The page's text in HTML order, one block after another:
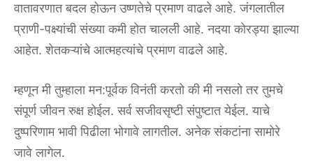
वातावरणात बदल होऊन उष्णतेचे प्रमाण वाढले आहे. जंगलातील
प्राणी-पक्ष्यांची संख्या कमी होत चालली आहे. नदया कोरड्या झाल्या
आहेत. शेतकऱ्यांचे आत्महत्यांचे प्रमाण वाढले आहे.
म्हणून मी तुम्हाला मन:पूर्वक विनंती करतो की मी नसलो तर तुमचे
संपूर्ण जीवन रुक्ष होईल. सर्व सजीवसृष्टी संपुष्टात येईल. याचे
दुष्परिणाम भावी पिढीला भोगावे लागतील. अनेक संकटांना सामोरे
जावे लागेल.